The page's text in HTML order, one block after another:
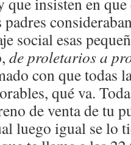
social esas
de proletarios a
con que todas
qué va.
de venta de tu
luego igual se lo